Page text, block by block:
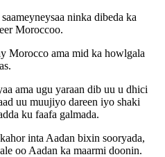
ninka dibeda ka
Moroccoo.
Morocco ama mid ka howlgala
ama ugu yaraan dib uu u dhici
uu muujiyo dareen iyo shaki
ku faafa galmada.
inta Aadan bixin sooryada,
oo Aadan ka maarmi doonin.